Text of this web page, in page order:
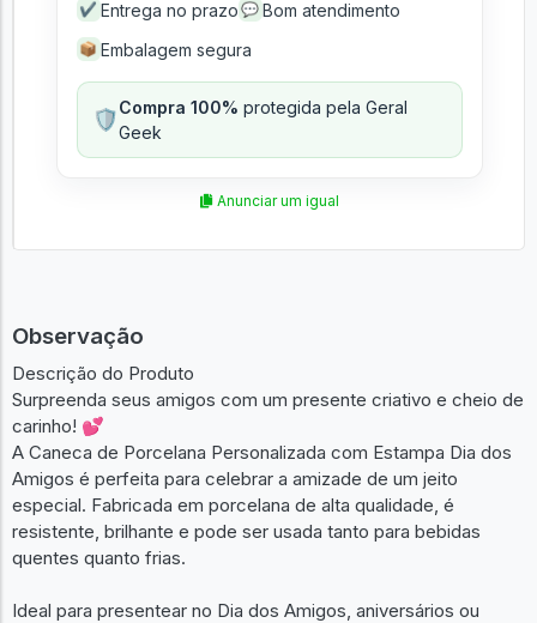
✔ Entrega no prazo 💬 Bom atendimento
📦 Embalagem segura
🛡️Compra 100% protegida pela Geral
Geek
Anunciar um igual
Observação
Descrição do Produto
Surpreenda seus amigos com um presente criativo e cheio de
carinho! 💕
A Caneca de Porcelana Personalizada com Estampa Dia dos
Amigos é perfeita para celebrar a amizade de um jeito
especial. Fabricada em porcelana de alta qualidade, é
resistente, brilhante e pode ser usada tanto para bebidas
quentes quanto frias.
Ideal para presentear no Dia dos Amigos, aniversários ou